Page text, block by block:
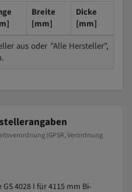
Breite
[mm]
Dicke
[mm]
aus oder "Alle Hersteller",
(GPSR, Verordnung
GS 4028 I für 4115 mm Bi-